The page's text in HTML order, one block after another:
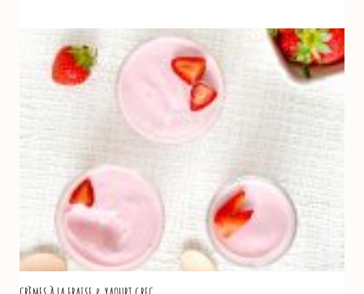
POUR
FÊTE
DES